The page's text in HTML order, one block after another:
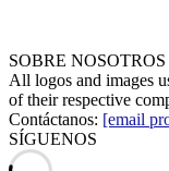
SOBRE NOSOTROS
All logos and images
of their respective
Contáctanos: [email
SÍGUENOS